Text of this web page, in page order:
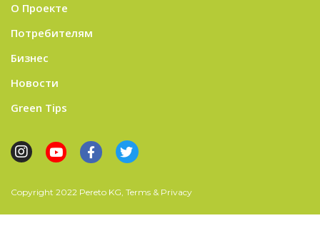
О Проекте
Потребителям
Бизнес
Новости
Green Tips
Copyright 2022 Pereto KG, Terms & Privacy